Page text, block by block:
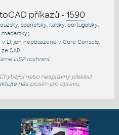
příkazů - 1590
španělsky, italsky, portugalsky,
maďarsky)
LT, jen neobsažené v Core Console
ze SAP
LISP rozhraní.
nebo nesprávný překlad
násprosím pro opravu.